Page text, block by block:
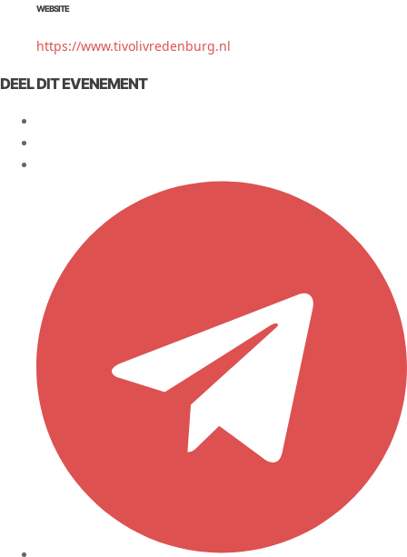
WEBSITE
https://www.tivolivredenburg.nl
DEEL DIT EVENEMENT